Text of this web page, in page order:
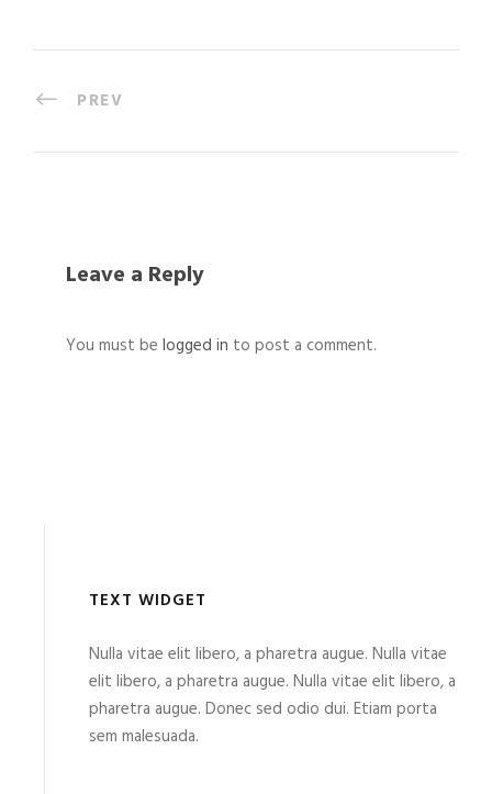
PREV
Leave a Reply
You must be logged in to post a comment.
TEXT WIDGET
Nulla vitae elit libero, a pharetra augue. Nulla vitae
elit libero, a pharetra augue. Nulla vitae elit libero, a
pharetra augue. Donec sed odio dui. Etiam porta
sem malesuada.